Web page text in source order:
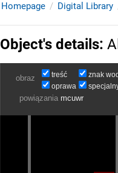
Homepage Digital Library
Object's details: